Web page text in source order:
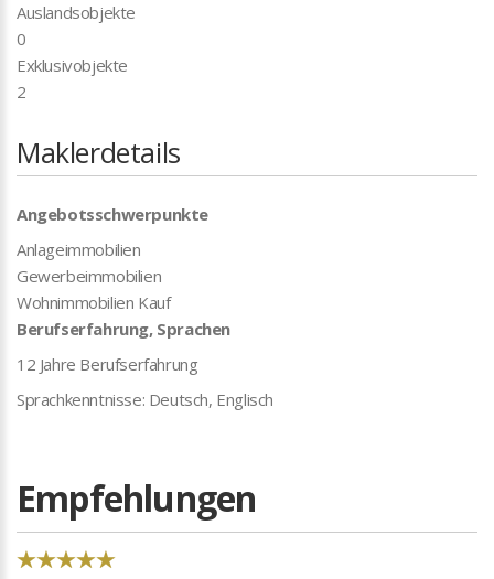
Auslandsobjekte
0
Exklusivobjekte
2
Maklerdetails
Angebotsschwerpunkte
Anlageimmobilien
Gewerbeimmobilien
Wohnimmobilien Kauf
Berufserfahrung, Sprachen
12 Jahre Berufserfahrung
Sprachkenntnisse: Deutsch, Englisch
Empfehlungen